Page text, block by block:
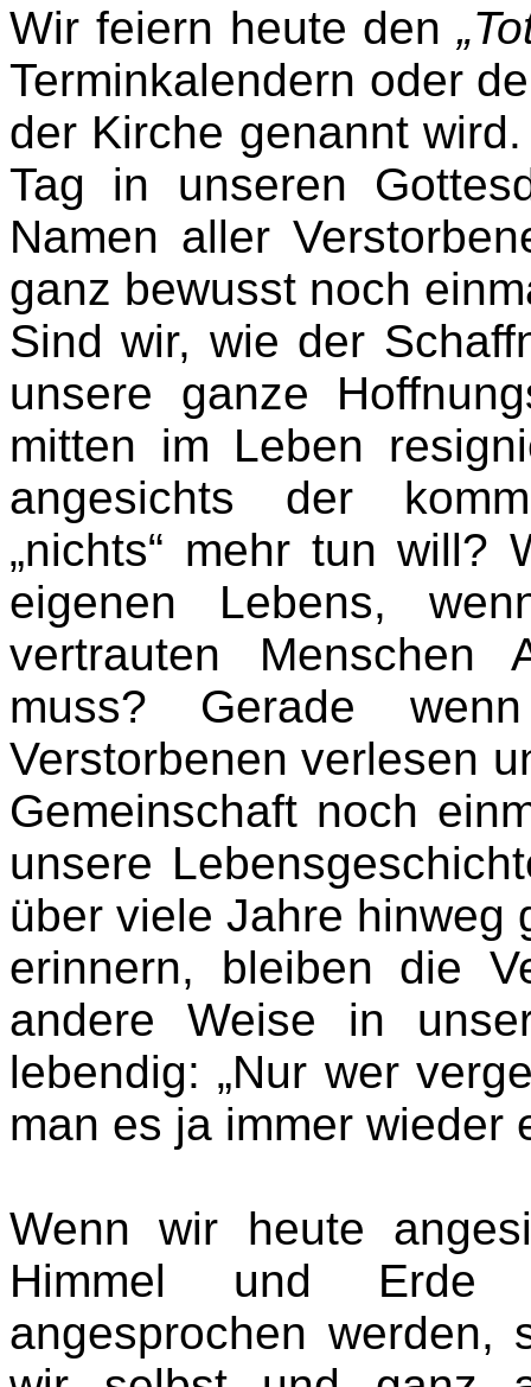
Wir feiern heute den
Terminkalendern oder
der Kirche genannt
Tag in unseren
Namen aller
ganz bewusst noch
Sind wir, wie der
unsere ganze
mitten im Leben
angesichts der
„nichts“ mehr tun will?
eigenen Lebens,
vertrauten Menschen
muss? Gerade
Verstorbenen verlesen
Gemeinschaft noch
unsere
über viele Jahre hinweg
erinnern, bleiben die
andere Weise in
lebendig: „Nur wer
man es ja immer wieder
Wenn wir heute
Himmel und Erde
angesprochen